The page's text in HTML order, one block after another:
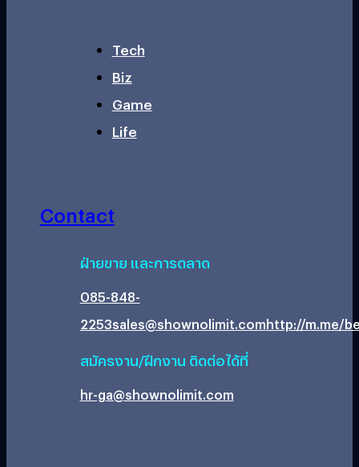
Tech
Biz
Game
Life
Contact
ฝ่ายขาย และการตลาด
085-848-
2253sales@shownolimit.comhttp://m.me/
สมัครงาน/ฝึกงาน ติดต่อได้ที่
hr-ga@shownolimit.com